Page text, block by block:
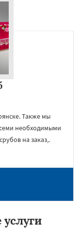
Также мы
необходимыми
на заказ,.